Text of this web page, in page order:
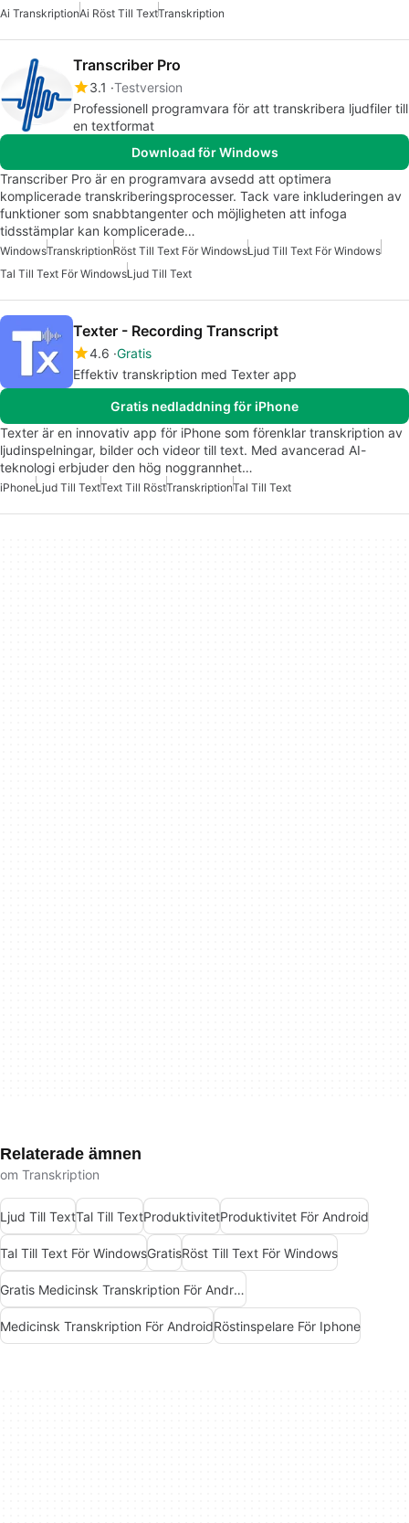
Ai TranskriptionAi Röst Till TextTranskription
Transcriber Pro
3.1 Testversion
Professionell programvara för att transkribera ljudfiler till
en textformat
Download för Windows
Transcriber Pro är en programvara avsedd att optimera
komplicerade transkriberingsprocesser. Tack vare inkluderingen av
funktioner som snabbtangenter och möjligheten att infoga
tidsstämplar kan komplicerade…
WindowsTranskriptionRöst Till Text För WindowsLjud Till Text För Windows
Tal Till Text För WindowsLjud Till Text
Texter - Recording Transcript
4.6 Gratis
Effektiv transkription med Texter app
Gratis nedladdning för iPhone
Texter är en innovativ app för iPhone som förenklar transkription av
ljudinspelningar, bilder och videor till text. Med avancerad AI-
teknologi erbjuder den hög noggrannhet…
iPhoneLjud Till TextText Till RöstTranskriptionTal Till Text
Relaterade ämnen
om Transkription
Ljud Till TextTal Till TextProduktivitetProduktivitet För Android
Tal Till Text För WindowsGratisRöst Till Text För Windows
Gratis Medicinsk Transkription För Android
Medicinsk Transkription För AndroidRöstinspelare För Iphone